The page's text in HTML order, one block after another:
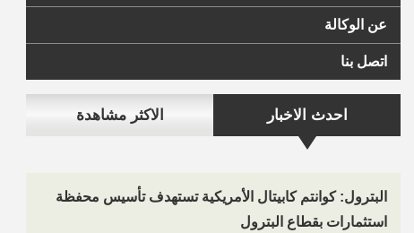
عن الوكالة
اتصل بنا
احدث الاخبار الاكثر مشاهدة
البترول: كوانتم كابيتال الأمريكية تستهدف تأسيس محفظة
استثمارات بقطاع البترول